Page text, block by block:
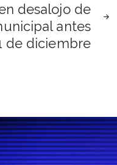
desalojo de
antes
de diciembre